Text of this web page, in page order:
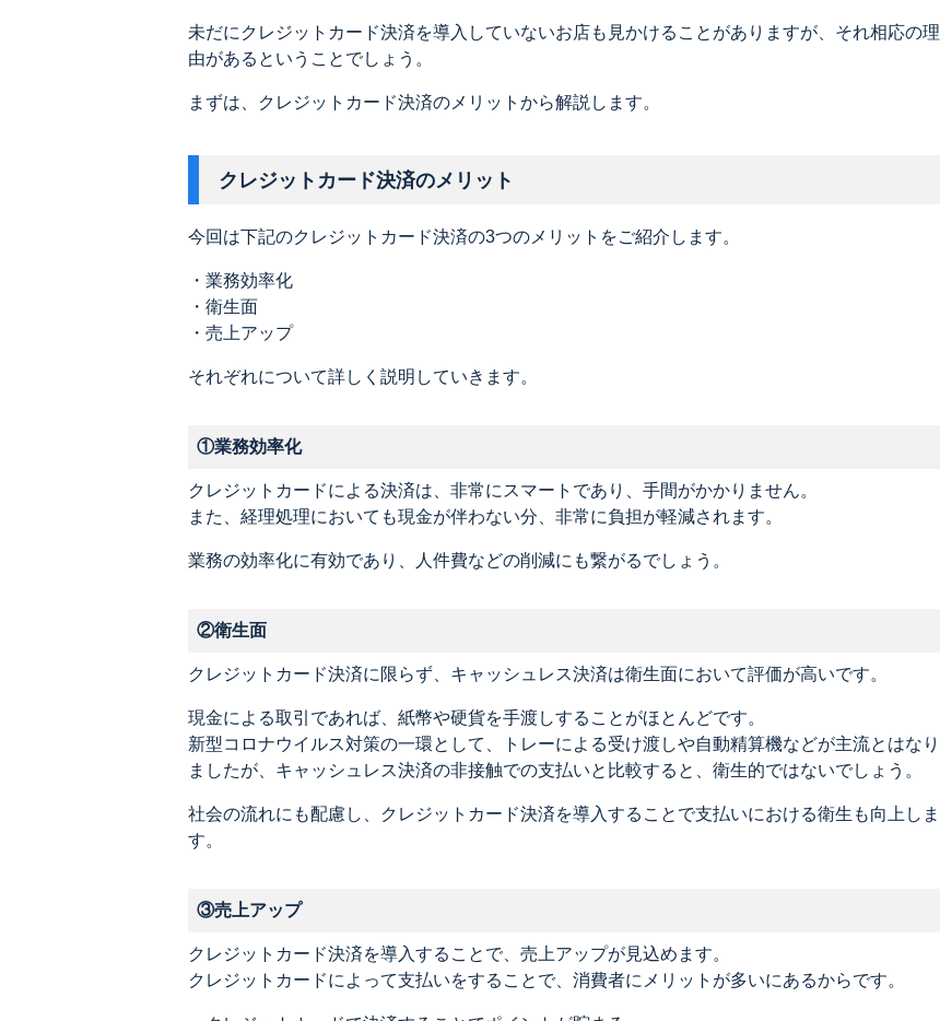
未だにクレジットカード決済を導入していないお店も見かけることがありますが、それ相応の理
由があるということでしょう。
まずは、クレジットカード決済のメリットから解説します。
クレジットカード決済のメリット
今回は下記のクレジットカード決済の3つのメリットをご紹介します。
・業務効率化
・衛生面
・売上アップ
それぞれについて詳しく説明していきます。
①業務効率化
クレジットカードによる決済は、非常にスマートであり、手間がかかりません。
また、経理処理においても現金が伴わない分、非常に負担が軽減されます。
業務の効率化に有効であり、人件費などの削減にも繋がるでしょう。
②衛生面
クレジットカード決済に限らず、キャッシュレス決済は衛生面において評価が高いです。
現金による取引であれば、紙幣や硬貨を手渡しすることがほとんどです。
新型コロナウイルス対策の一環として、トレーによる受け渡しや自動精算機などが主流とはなり
ましたが、キャッシュレス決済の非接触での支払いと比較すると、衛生的ではないでしょう。
社会の流れにも配慮し、クレジットカード決済を導入することで支払いにおける衛生も向上しま
す。
③売上アップ
クレジットカード決済を導入することで、売上アップが見込めます。
クレジットカードによって支払いをすることで、消費者にメリットが多いにあるからです。